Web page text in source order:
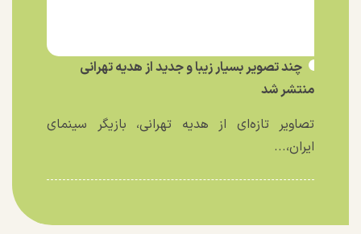
چند تصویر بسیار زیبا و جدید از هدیه تهرانی
منتشر شد
تصاویر تازه‌ای از هدیه تهرانی، بازیگر سینمای
ایران،...